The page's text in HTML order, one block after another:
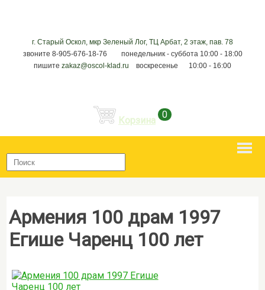
г. Старый Оскол, мкр Зеленый Лог, ТЦ Арбат, 2 этаж, пав. 78
звоните 8-905-676-18-76 понедельник - суббота 10:00 - 18:00
пишите zakaz@oscol-klad.ru воскресенье 10:00 - 16:00
Корзина
0
Армения 100 драм 1997
Егише Чаренц 100 лет